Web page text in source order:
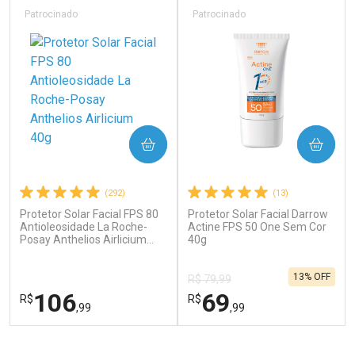
Laboratório
Ativar Desconto
Por Menos
Comprar sem Desconto
Laboratório
Ativar Desconto
Por R$ 61,55/cada
Por Menos
Comprar sem Desconto
(292)
Protetor Solar Facial FPS 80
Antioleosidade La Roche-
Posay Anthelios Airlicium
Patrocinado
R$106,99
COMPRAR
(13)
Protetor Solar Facial Darrow
Actine FPS 50 One Sem Cor
40g
Patrocinado
R$ 79,99
R$69,99
13% OFF
COMPRAR